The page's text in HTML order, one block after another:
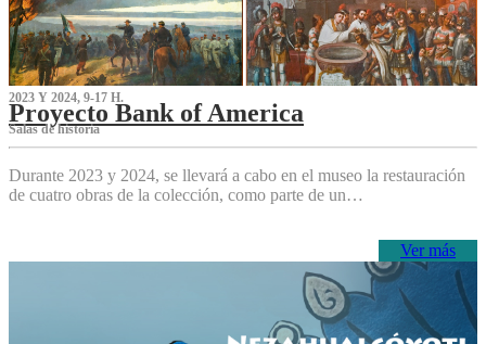
2023 Y 2024, 9-17 H.
Proyecto Bank of America
S‌alas de historia
Durante 2023 y 2024, se llevará a cabo en el museo la restauración
de cuatro obras de la colección, como parte de un…
Ver más